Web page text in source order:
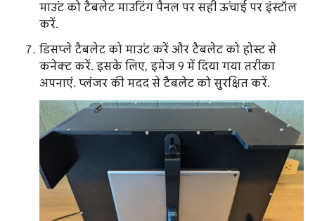
माउंट को टैबलेट माउंटिंग पैनल पर सही ऊंचाई पर इंस्टॉल
करें.
डिसप्ले टैबलेट को माउंट करें और टैबलेट को होस्ट से
कनेक्ट करें. इसके लिए, इमेज 9 में दिया गया तरीका
अपनाएं. प्लंजर की मदद से टैबलेट को सुरक्षित करें.